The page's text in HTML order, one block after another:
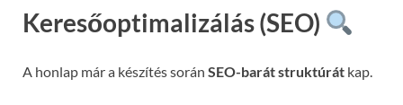
Keresőoptimalizálás (SEO)
A honlap már a készítés során SEO-barát struktúrát kap.